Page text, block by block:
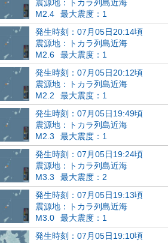
震源地：トカラ列島近海
M2.4
最大震度：1
発生時刻：07月05日20:14頃
震源地：トカラ列島近海
M2.6
最大震度：1
発生時刻：07月05日20:12頃
震源地：トカラ列島近海
M2.2
最大震度：1
発生時刻：07月05日19:49頃
震源地：トカラ列島近海
M2.3
最大震度：1
発生時刻：07月05日19:24頃
震源地：トカラ列島近海
M3.3
最大震度：2
発生時刻：07月05日19:13頃
震源地：トカラ列島近海
M3.0
最大震度：1
発生時刻：07月05日19:10頃